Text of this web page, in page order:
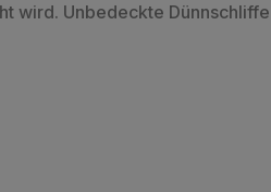
wird. Unbedeckte